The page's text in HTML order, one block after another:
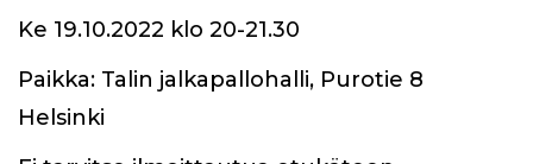
Ke 19.10.2022 klo 20-21.30
Paikka: Talin jalkapallohalli, Purotie 8
Helsinki